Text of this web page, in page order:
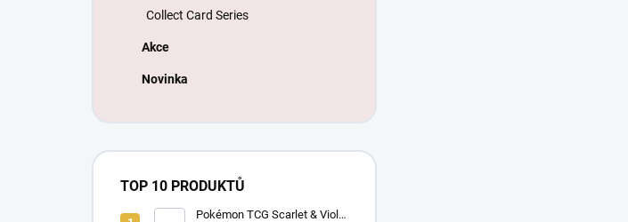
Collect Card Series
Akce
Novinka
TOP 10 PRODUKTŮ
Pokémon TCG Scarlet & Violet